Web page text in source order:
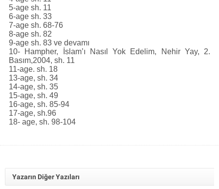
5-age sh. 11
6-age sh. 33
7-age sh. 68-76
8-age sh. 82
9-age sh. 83 ve devamı
10- Hampher, İslam’ı Nasıl Yok Edelim, Nehir Yay, 2.
Basım,2004, sh. 11
11-age. sh. 18
13-age, sh. 34
14-age, sh. 35
15-age, sh. 49
16-age, sh. 85-94
17-age, sh.96
18- age, sh. 98-104
Yazarın Diğer Yazıları